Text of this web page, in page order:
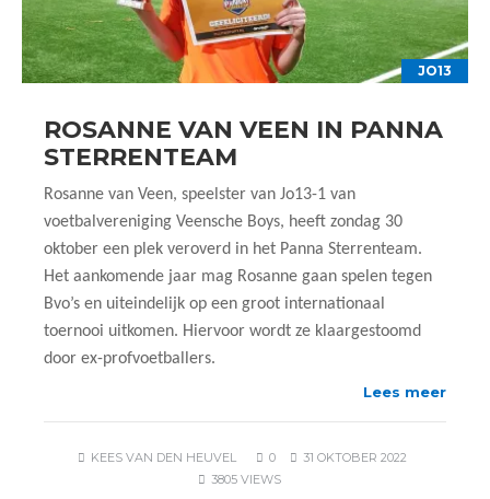
JO13
ROSANNE VAN VEEN IN PANNA
STERRENTEAM
Rosanne van Veen, speelster van Jo13-1 van
voetbalvereniging Veensche Boys, heeft zondag 30
oktober een plek veroverd in het Panna Sterrenteam.
Het aankomende jaar mag Rosanne gaan spelen tegen
Bvo’s en uiteindelijk op een groot internationaal
toernooi uitkomen. Hiervoor wordt ze klaargestoomd
door ex-profvoetballers.
Lees meer
KEES VAN DEN HEUVEL 0
31 OKTOBER 2022
3805 VIEWS